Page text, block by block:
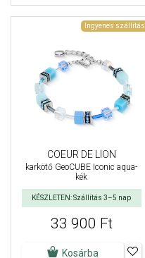
Ingyenes szállítás
COEUR DE LION
karkötő GeoCUBE Iconic aqua-
kék
KÉSZLETEN: Szállítás 3–5 nap
33 900 Ft
Kosárba